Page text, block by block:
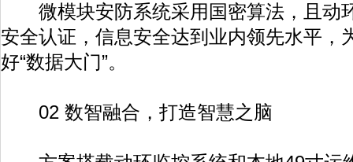
微模块安防系统采用国密算法，且动
安全认证，信息安全达到业内领先水平，
好“数据大门”。
02 数智融合，打造智慧之脑